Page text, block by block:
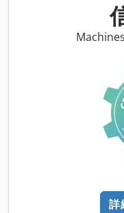
詳